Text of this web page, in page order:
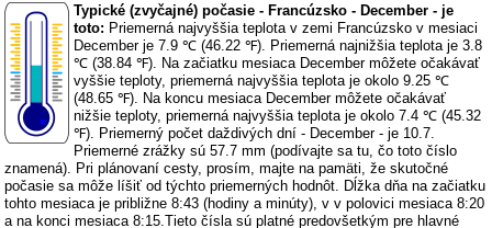
Typické (zvyčajné) počasie - Francúzsko - December - je
toto: Priemerná najvyššia teplota v zemi Francúzsko v mesiaci
December je 7.9 ℃ (46.22 ℉). Priemerná najnižšia teplota je 3.8
℃ (38.84 ℉). Na začiatku mesiaca December môžete očakávať
vyššie teploty, priemerná najvyššia teplota je okolo 9.25 ℃
(48.65 ℉). Na koncu mesiaca December môžete očakávať
nižšie teploty, priemerná najvyššia teplota je okolo 7.4 ℃ (45.32
℉). Priemerný počet daždivých dní - December - je 10.7.
Priemerné zrážky sú 57.7 mm (podívajte sa tu, čo toto číslo
znamená). Pri plánovaní cesty, prosím, majte na pamäti, že skutočné
počasie sa môže líšiť od týchto priemerných hodnôt. Dĺžka dňa na začiatku
tohto mesiaca je približne 8:43 (hodiny a minúty), v v polovici mesiaca 8:20
a na konci mesiaca 8:15.Tieto čísla sú platné predovšetkým pre hlavné